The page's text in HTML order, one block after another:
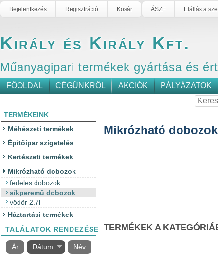
Bejelentkezés Regisztráció Kosár ÁSZF Elállás a
Király és Király Kft.
Műanyagipari termékek gyártása és
FŐOLDAL CÉGÜNKRŐL AKCIÓK PÁLYÁZATOK
TERMÉKEINK
Méhészeti termékek
Építőipar szigetelés
Kertészeti termékek
Mikrózható dobozok
fedeles dobozok
síkperemű dobozok
vödör 2.7l
Háztartási termékek
TALÁLATOK RENDEZÉSE
Ár Dátum Név
Mikrózható dobozok
TERMÉKEK A